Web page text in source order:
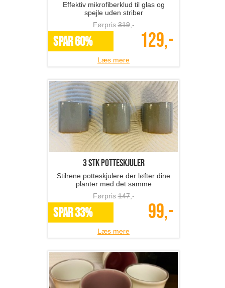
Effektiv mikrofiberklud til glas og
spejle uden striber
Førpris319,-
SPAR 60% 129,-
Læs mere
3 stk potteskjuler
Stilrene potteskjulere der løfter dine
planter med det samme
Førpris147,-
SPAR 33% 99,-
Læs mere